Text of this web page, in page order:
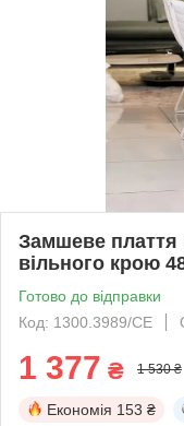
Замшеве плаття
вільного крою
Готово до відправки
Код: 1300.3989/СЕ
1 377 ₴ 1 530 ₴
Економія 153 ₴